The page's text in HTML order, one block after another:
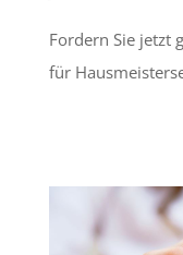
Fordern Sie jetzt
für